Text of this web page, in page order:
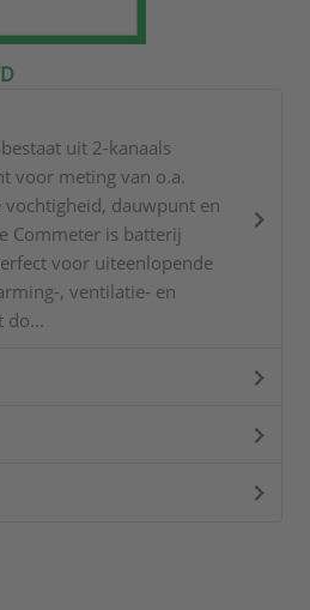
uit 2-kanaals
voor meting van o.a.
dauwpunt en
Commeter is batterij
voor uiteenlopende
, ventilatie- en
do...